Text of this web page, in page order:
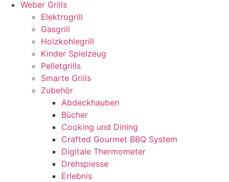
Weber Grills
Elektrogrill
Gasgrill
Holzkohlegrill
Kinder Spielzeug
Pelletgrills
Smarte Grills
Zubehör
Abdeckhauben
Bücher
Cooking und Dining
Crafted Gourmet BBQ System
Digitale Thermometer
Drehspiesse
Erlebnis